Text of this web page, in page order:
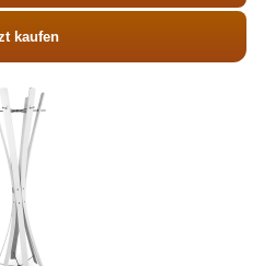
kaufen